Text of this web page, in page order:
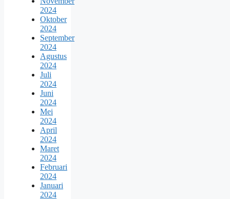
2024
Oktober
2024
September
2024
Agustus
2024
Juli
2024
Juni
2024
Mei
2024
April
2024
Maret
2024
Februari
2024
Januari
2024